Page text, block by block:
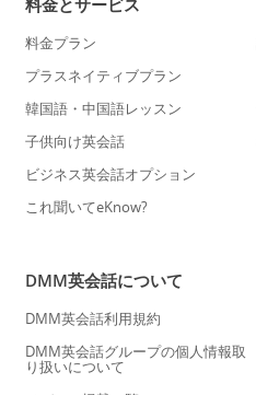
料金とサービス
料金プラン
プラスネイティブプラン
韓国語・中国語レッスン
子供向け英会話
ビジネス英会話オプション
これ聞いてeKnow?
DMM英会話について
DMM英会話利用規約
DMM英会話グループの個人情報取
り扱いについて